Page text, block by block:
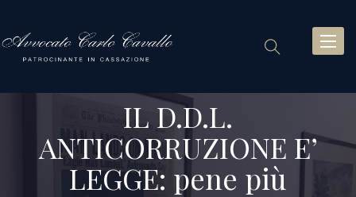
IL D.D.L.
ANTICORRUZIONE E’
LEGGE: pene più